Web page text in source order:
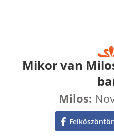
Mikor van
Milos: